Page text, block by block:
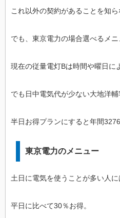
これ以外の契約があることを知ら
でも、東京電力の場合選べるメニ
現在の従量電灯Bは時間や曜日に
でも日中電気代が少ない大地洋輔
半日お得プランにすると年間3276
東京電力のメニュー
土日に電気を使うことが多い人に
平日に比べて30％お得。